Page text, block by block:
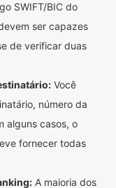
SWIFT/BIC do
ser capazes
de verificar duas
Você
número da
alguns casos, o
fornecer todas
A maioria dos